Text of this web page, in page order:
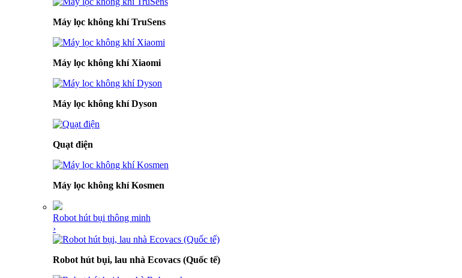
Máy lọc không khí TruSens
Máy lọc không khí Xiaomi
Máy lọc không khí Dyson
Quạt điện
Máy lọc không khí Kosmen
Robot hút bụi thông minh
›
Robot hút bụi, lau nhà Ecovacs (Quốc tế)